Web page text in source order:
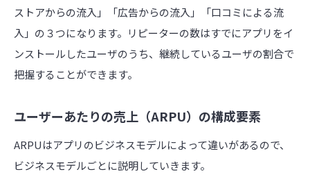
ストアからの流入」「広告からの流入」「口コミによる流
入」の３つになります。リピーターの数はすでにアプリをイ
ンストールしたユーザのうち、継続しているユーザの割合で
把握することができます。
ユーザーあたりの売上（ARPU）の構成要素
ARPUはアプリのビジネスモデルによって違いがあるので、
ビジネスモデルごとに説明していきます。